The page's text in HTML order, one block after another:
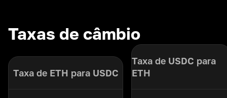
Taxas de câmbio
Taxa de ETH para USDC
Taxa de USDC para
ETH